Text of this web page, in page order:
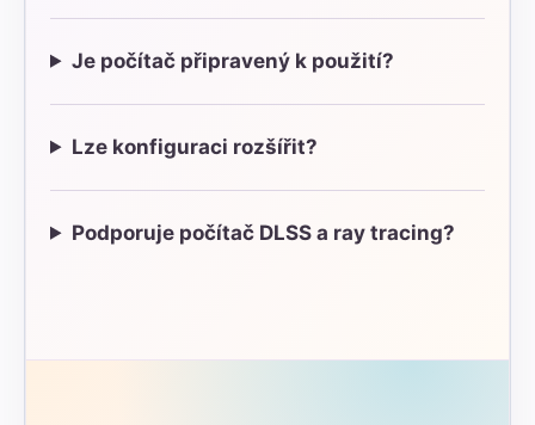
Je počítač připravený k použití?
Lze konfiguraci rozšířit?
Podporuje počítač DLSS a ray tracing?